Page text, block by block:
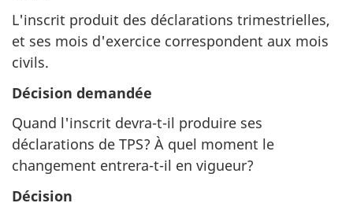
L'inscrit produit des déclarations trimestrielles,
et ses mois d'exercice correspondent aux mois
civils.
Décision demandée
Quand l'inscrit devra-t-il produire ses
déclarations de TPS? À quel moment le
changement entrera-t-il en vigueur?
Décision